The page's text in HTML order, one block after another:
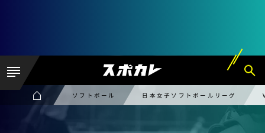
ソフトボール 日本女子ソフトボールリーグ